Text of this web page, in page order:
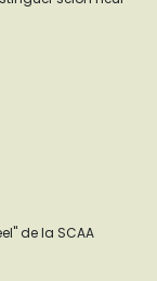
de la SCAA